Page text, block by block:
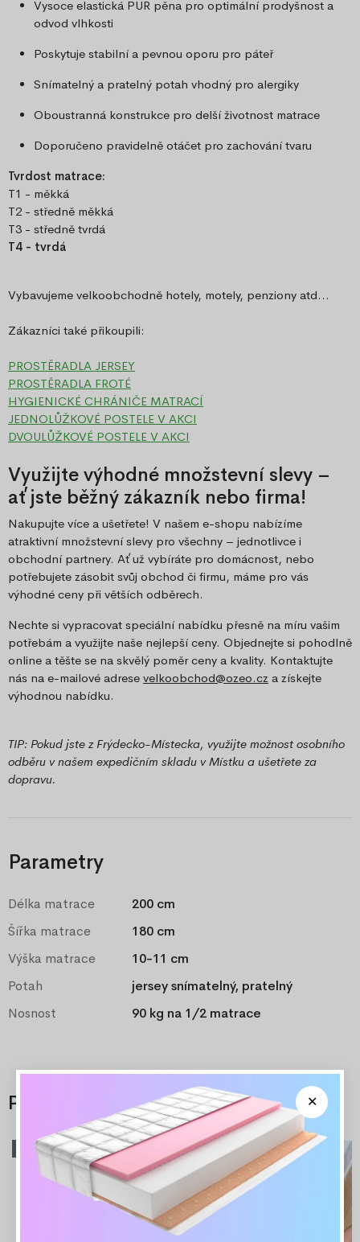
Vysoce elastická PUR pěna pro optimální prodyšnost a
odvod vlhkosti
Poskytuje stabilní a pevnou oporu pro páteř
Snímatelný a pratelný potah vhodný pro alergiky
Oboustranná konstrukce pro delší životnost matrace
Doporučeno pravidelně otáčet pro zachování tvaru
Tvrdost matrace:
T1 - měkká
T2 - středně měkká
T3 - středně tvrdá
T4 - tvrdá
Vybavujeme velkoobchodně hotely, motely, penziony atd...
Zákazníci také přikoupili:
PROSTĚRADLA JERSEY
PROSTĚRADLA FROTÉ
HYGIENICKÉ CHRÁNIČE MATRACÍ
JEDNOLŮŽKOVÉ POSTELE V AKCI
DVOULŮŽKOVÉ POSTELE V AKCI
Využijte výhodné množstevní slevy –
ať jste běžný zákazník nebo firma!
Nakupujte více a ušetřete! V našem e-shopu nabízíme
atraktivní množstevní slevy pro všechny – jednotlivce i
obchodní partnery. Ať už vybíráte pro domácnost, nebo
potřebujete zásobit svůj obchod či firmu, máme pro vás
výhodné ceny při větších odběrech.
Nechte si vypracovat speciální nabídku přesně na míru vašim
potřebám a využijte naše nejlepší ceny. Objednejte si pohodlně
online a těšte se na skvělý poměr ceny a kvality. Kontaktujte
nás na e-mailové adrese velkoobchod@ozeo.cz a získejte
výhodnou nabídku.
TIP: Pokud jste z Frýdecko-Místecka, využijte možnost osobního
odběru v našem expedičním skladu v Místku a ušetřete za
dopravu.
Parametry
Délka matrace
200 cm
Šířka matrace
180 cm
Výška matrace
10-11 cm
Potah
jersey snímatelný, pratelný
Nosnost
90 kg na 1/2 matrace
Příslušenství
Doporučené
-15%